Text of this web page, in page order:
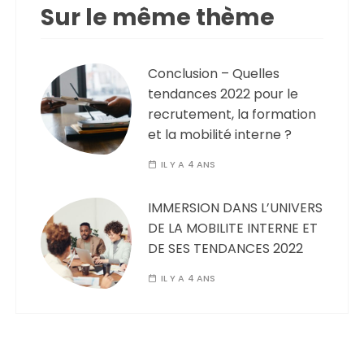
Sur le même thème
Conclusion – Quelles
tendances 2022 pour le
recrutement, la formation
et la mobilité interne ?
IL Y A 4 ANS
IMMERSION DANS L’UNIVERS
DE LA MOBILITE INTERNE ET
DE SES TENDANCES 2022
IL Y A 4 ANS